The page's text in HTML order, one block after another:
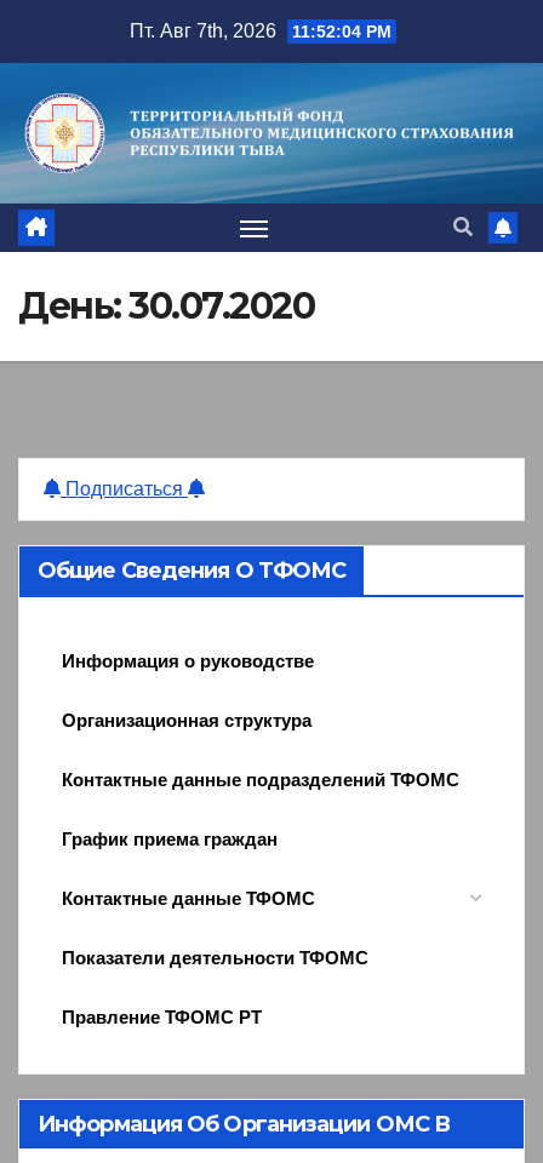
содержимому
Пт. Авг 7th, 2026 11:52:05 PM
День:30.07.2020
Подписаться
Общие Сведения О ТФОМС
Информация о руководстве
Организационная структура
Контактные данные подразделений ТФОМС
График приема граждан
Контактные данные ТФОМС
Показатели деятельности ТФОМС
Правление ТФОМС РТ
Информация Об Организации ОМС В